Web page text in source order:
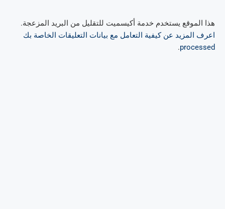
هذا الموقع يستخدم خدمة أكيسميت للتقليل من البريد المزعجة.
اعرف المزيد عن كيفية التعامل مع بيانات التعليقات الخاصة بك
processed
.